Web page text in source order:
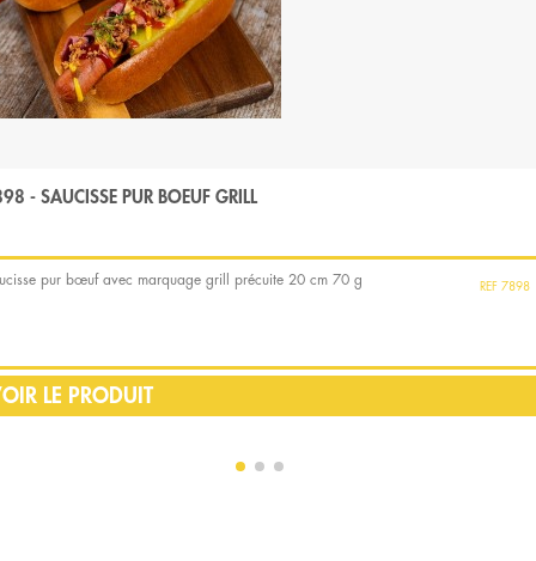
- SAUCISSE PUR BOEUF GRILL
pur bœuf avec marquage grill précuite 20 cm 70 g 7898
LE PRODUIT